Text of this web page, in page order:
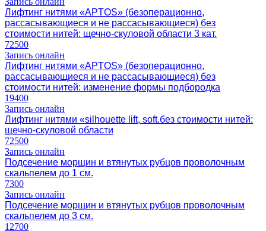
Лифтинг нитями «APTOS» (безоперационно,
рассасывающиеся и не рассасывающиеся) без
стоимости нитей: щечно-скуловой области 3 кат.
72500
Запись онлайн
Лифтинг нитями «APTOS» (безоперационно,
рассасывающиеся и не рассасывающиеся) без
стоимости нитей: изменение формы подбородка
19400
Запись онлайн
Лифтинг нитями «silhouette lift, soft.без стоимости нитей:
щечно-скуловой области
72500
Запись онлайн
Подсечение морщин и втянутых рубцов проволочным
скальпелем до 1 см.
7300
Запись онлайн
Подсечение морщин и втянутых рубцов проволочным
скальпелем до 3 см.
12700